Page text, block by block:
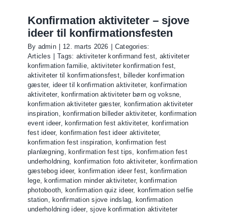
Konfirmation aktiviteter – sjove
ideer til konfirmationsfesten
By admin 12. marts 2026
Categories:
Articles
Tags: aktiviteter konfirmand fest, aktiviteter
konfirmation familie,aktiviteter konfirmation fest,
aktiviteter til konfirmationsfest, billeder konfirmation
gæster, ideer til konfirmation aktiviteter, konfirmation
aktiviteter, konfirmation aktiviteter børn og voksne,
konfirmation aktiviteter gæster, konfirmation aktiviteter
inspiration, konfirmation billeder aktiviteter, konfirmation
event ideer, konfirmation fest aktiviteter, konfirmation
fest ideer, konfirmation fest ideer aktiviteter,
konfirmation fest inspiration, konfirmation fest
planlægning, konfirmation fest tips, konfirmation fest
underholdning, konfirmation foto aktiviteter, konfirmation
gæstebog ideer, konfirmation ideer fest, konfirmation
lege, konfirmation minder aktiviteter, konfirmation
photobooth, konfirmation quiz ideer, konfirmation selfie
station, konfirmation sjove indslag, konfirmation
underholdning ideer,sjove konfirmation aktiviteter